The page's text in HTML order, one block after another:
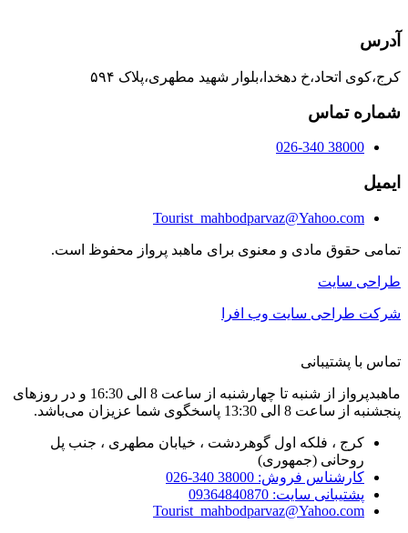
آدرس
کرج،کوی اتحاد،خ دهخدا،بلوار شهید مطهری،پلاک ۵۹۴
شماره تماس
38000 026-340
ایمیل
Tourist_mahbodparvaz@Yahoo.com
تمامی حقوق مادی و معنوی برای ماهبد پرواز محفوظ است.
طراحی سایت
شرکت طراحی سایت وب افرا
تماس با پشتیبانی
ماهبدپرواز از شنبه تا چهارشنبه از ساعت 8 الی 16:30 و در روزهای
پنجشنبه از ساعت 8 الی 13:30 پاسخگوی شما عزیزان می‌باشد.
کرج ، فلکه اول گوهردشت ، خیابان مطهری ، جنب پل
روحانی (جمهوری)
کارشناس فروش: 38000 340-026
پشتیبانی سایت: 09364840870
Tourist_mahbodparvaz@Yahoo.com